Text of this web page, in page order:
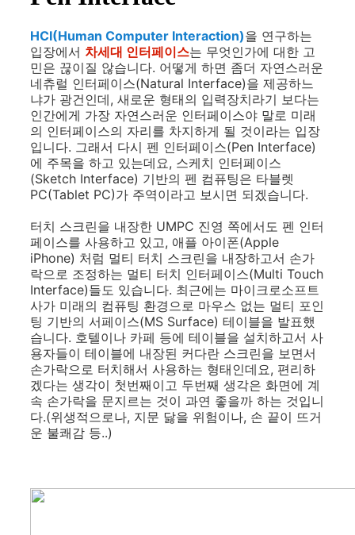
HCI(Human Computer Interaction)을 연구하는
입장에서 차세대 인터페이스는 무엇인가에 대한 고
민은 끊이질 않습니다. 어떻게 하면 좀더 자연스러운
네츄럴 인터페이스(Natural Interface)을 제공하느
냐가 광건인데, 새로운 형태의 입력장치라기 보다는
인간에게 가장 자연스러운 인터페이스야 말로 미래
의 인터페이스의 자리를 차지하게 될 것이라는 입장
입니다. 그래서 다시 펜 인터페이스(Pen Interface)
에 주목을 하고 있는데요, 스케치 인터페이스
(Sketch Interface) 기반의 펜 컴퓨팅은 타블렛
PC(Tablet PC)가 주역이라고 보시면 되겠습니다.
터치 스크린을 내장한 UMPC 진영 쪽에서도 펜 인터
페이스를 사용하고 있고, 애플 아이폰(Apple
iPhone) 처럼 멀티 터치 스크린을 내장하고서 손가
락으로 조정하는 멀티 터치 인터페이스(Multi Touch
Interface)들도 있습니다. 최근에는 마이크로소프트
사가 미래의 컴퓨팅 환경으로 마우스 없는 멀티 포인
팅 기반의 서페이스(MS Surface) 테이블을 발표했
습니다. 호텔이나 카페 등에 테이블을 설치하고서 사
용자들이 테이블에 내장된 커다란 스크린을 보면서
손가락으로 터치해서 사용하는 형태인데요, 편리하
겠다는 생각이 첫번째이고 두번째 생각은 화면에 계
속 손가락을 문지르는 것이 과연 좋을까 하는 것입니
다.(위생적으로나, 지문 닳을 위험이나, 손 끝이 뜨거
운 불쾌감 등..)